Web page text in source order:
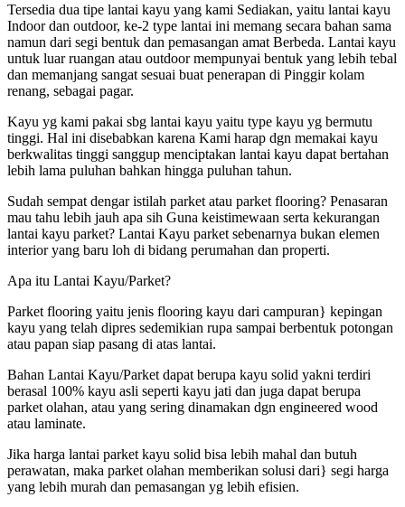
Tersedia dua tipe lantai kayu yang kami Sediakan, yaitu lantai kayu
Indoor dan outdoor, ke-2 type lantai ini memang secara bahan sama
namun dari segi bentuk dan pemasangan amat Berbeda. Lantai kayu
untuk luar ruangan atau outdoor mempunyai bentuk yang lebih tebal
dan memanjang sangat sesuai buat penerapan di Pinggir kolam
renang, sebagai pagar.
Kayu yg kami pakai sbg lantai kayu yaitu type kayu yg bermutu
tinggi. Hal ini disebabkan karena Kami harap dgn memakai kayu
berkwalitas tinggi sanggup menciptakan lantai kayu dapat bertahan
lebih lama puluhan bahkan hingga puluhan tahun.
Sudah sempat dengar istilah parket atau parket flooring? Penasaran
mau tahu lebih jauh apa sih Guna keistimewaan serta kekurangan
lantai kayu parket? Lantai Kayu parket sebenarnya bukan elemen
interior yang baru loh di bidang perumahan dan properti.
Apa itu Lantai Kayu/Parket?
Parket flooring yaitu jenis flooring kayu dari campuran} kepingan
kayu yang telah dipres sedemikian rupa sampai berbentuk potongan
atau papan siap pasang di atas lantai.
Bahan Lantai Kayu/Parket dapat berupa kayu solid yakni terdiri
berasal 100% kayu asli seperti kayu jati dan juga dapat berupa
parket olahan, atau yang sering dinamakan dgn engineered wood
atau laminate.
Jika harga lantai parket kayu solid bisa lebih mahal dan butuh
perawatan, maka parket olahan memberikan solusi dari} segi harga
yang lebih murah dan pemasangan yg lebih efisien.